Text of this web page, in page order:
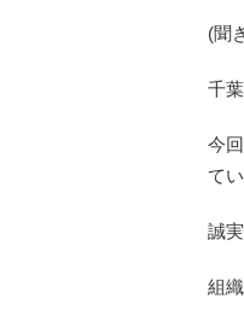
(聞
千
今
てい
誠
組